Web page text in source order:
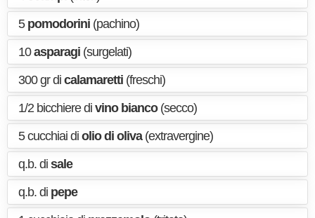
5 pomodorini (pachino)
10asparagi (surgelati)
300 gr di calamaretti (freschi)
1/2 bicchiere di vino bianco(secco)
5 cucchiai di olio di oliva(extravergine)
q.b. di sale
q.b. di pepe